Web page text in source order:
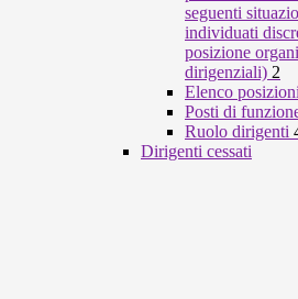
seguenti
individuati
posizione
dirigenziali) 2
Elenco
Posti di
Ruolo dirigenti
Dirigenti cessati